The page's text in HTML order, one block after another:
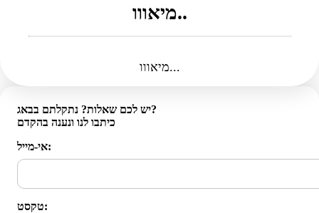
מיאווו..
מיאווו...
יש לכם שאלות? נתקלתם בבאג?
כיתבו לנו ונענה בהקדם
אי-מייל:
טקסט: